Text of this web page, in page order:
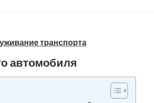
транспорта
автомобиля